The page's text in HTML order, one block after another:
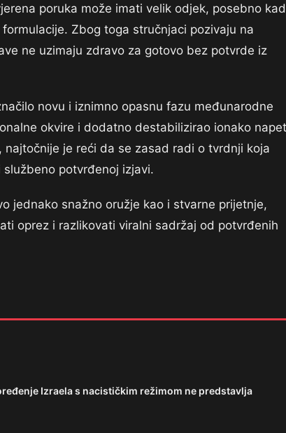
poruka može imati velik odjek, posebno
Zbog toga stručnjaci pozivaju na
ne uzimaju zdravo za gotovo bez potvrde iz
novu i iznimno opasnu fazu međunarodne
okvire i dodatno destabilizirao ionako
je reći da se zasad radi o tvrdnji koja
potvrđenoj izjavi.
jednako snažno oružje kao i stvarne prijetnje,
oprez i razlikovati viralni sadržaj od potvrđenih
Izraela s nacističkim režimom ne predstavlja